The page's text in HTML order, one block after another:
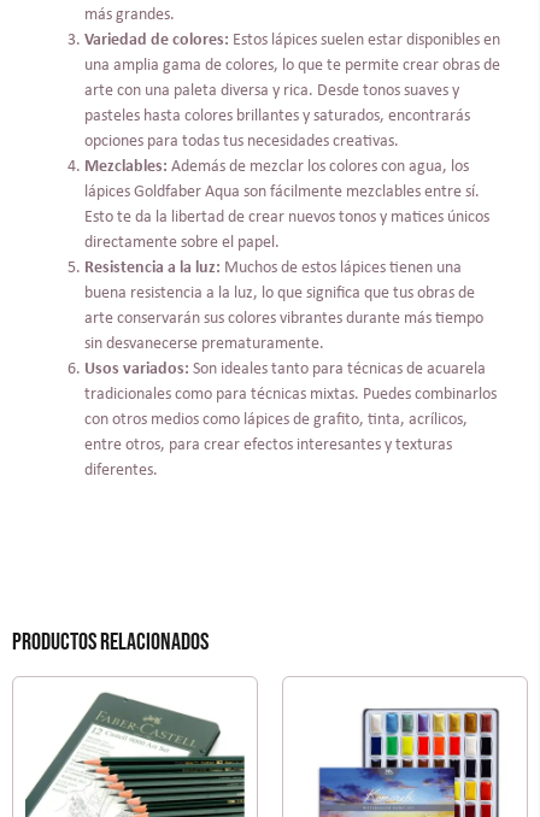
más grandes.
Variedad de colores: Estos lápices suelen estar disponibles en
una amplia gama de colores, lo que te permite crear obras de
arte con una paleta diversa y rica. Desde tonos suaves y
pasteles hasta colores brillantes y saturados, encontrarás
opciones para todas tus necesidades creativas.
Mezclables: Además de mezclar los colores con agua, los
lápices Goldfaber Aqua son fácilmente mezclables entre sí.
Esto te da la libertad de crear nuevos tonos y matices únicos
directamente sobre el papel.
Resistencia a la luz: Muchos de estos lápices tienen una
buena resistencia a la luz, lo que significa que tus obras de
arte conservarán sus colores vibrantes durante más tiempo
sin desvanecerse prematuramente.
Usos variados: Son ideales tanto para técnicas de acuarela
tradicionales como para técnicas mixtas. Puedes combinarlos
con otros medios como lápices de grafito, tinta, acrílicos,
entre otros, para crear efectos interesantes y texturas
diferentes.
Productos relacionados